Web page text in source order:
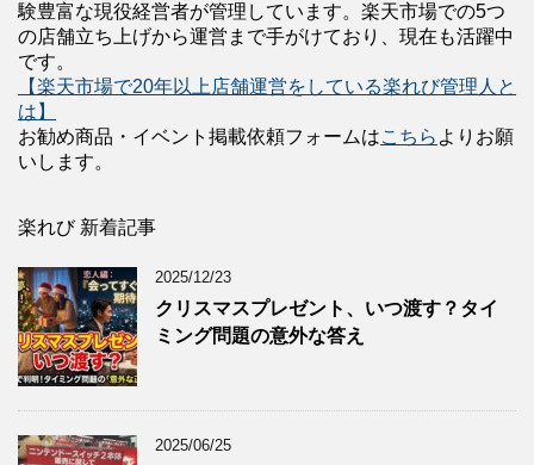
験豊富な現役経営者が管理しています。楽天市場での5つ
の店舗立ち上げから運営まで手がけており、現在も活躍中
です。
【楽天市場で20年以上店舗運営をしている楽れび管理人と
は】
お勧め商品・イベント掲載依頼フォームはこちら よりお願
いします。
楽れび 新着記事
2025/12/23
クリスマスプレゼント、いつ渡す？タイ
ミング問題の意外な答え
2025/06/25